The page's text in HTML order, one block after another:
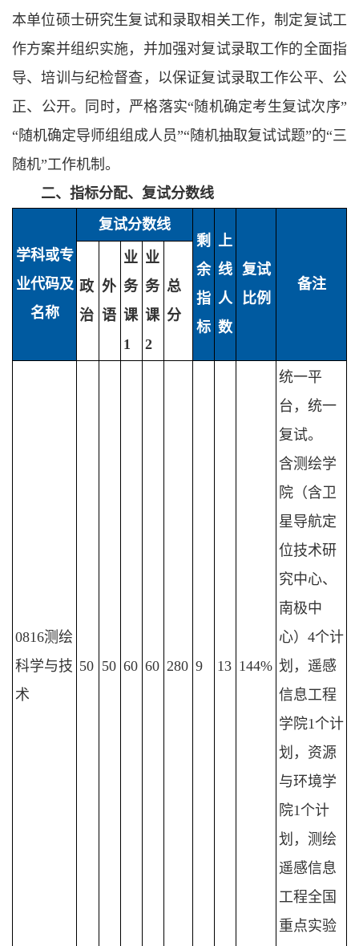
本单位硕士研究生复试和录取相关工作，制定复试工
作方案并组织实施，并加强对复试录取工作的全面指
导、培训与纪检督查，以保证复试录取工作公平、公
正、公开。同时，严格落实“随机确定考生复试次序”
“随机确定导师组组成人员”“随机抽取复试试题”的“三
随机”工作机制。
二、指标分配、复试分数线
学科或专
业代码及
名称
复试分数线
剩
余
指
标
上
线
人
数
复试
比例
备注
政
治
外
语
业
务
课
1
业
务
课
2
总
分
0816测绘
科学与技
术
50 50 60 60 280 9 13 144%
统一平
台，统一
复试。
含测绘学
院（含卫
星导航定
位技术研
究中心、
南极中
心）4个计
划，遥感
信息工程
学院1个计
划，资源
与环境学
院1个计
划，测绘
遥感信息
工程全国
重点实验